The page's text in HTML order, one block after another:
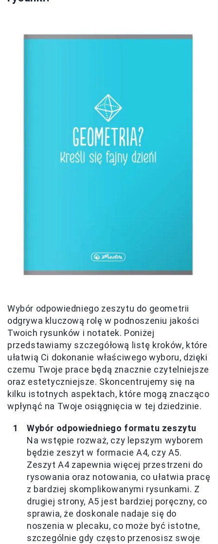
Wybór odpowiedniego zeszytu do geometrii
odgrywa kluczową rolę w podnoszeniu jakości
Twoich rysunków i notatek. Poniżej
przedstawiamy szczegółową listę kroków, które
ułatwią Ci dokonanie właściwego wyboru, dzięki
czemu Twoje prace będą znacznie czytelniejsze
oraz estetyczniejsze. Skoncentrujemy się na
kilku istotnych aspektach, które mogą znacząco
wpłynąć na Twoje osiągnięcia w tej dziedzinie.
Wybór odpowiedniego formatu zeszytu
Na wstępie rozważ, czy lepszym wyborem
będzie zeszyt w formacie A4, czy A5.
Zeszyt A4 zapewnia więcej przestrzeni do
rysowania oraz notowania, co ułatwia pracę
z bardziej skomplikowanymi rysunkami. Z
drugiej strony, A5 jest bardziej poręczny, co
sprawia, że doskonale nadaje się do
noszenia w plecaku, co może być istotne,
szczególnie gdy często przenosisz swoje